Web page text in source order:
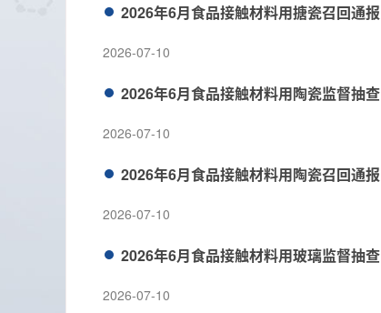
2026年6月食品接触材料用搪瓷召回通报
2026-07-10
2026年6月食品接触材料用陶瓷监督抽查
2026-07-10
2026年6月食品接触材料用陶瓷召回通报
2026-07-10
2026年6月食品接触材料用玻璃监督抽查
2026-07-10